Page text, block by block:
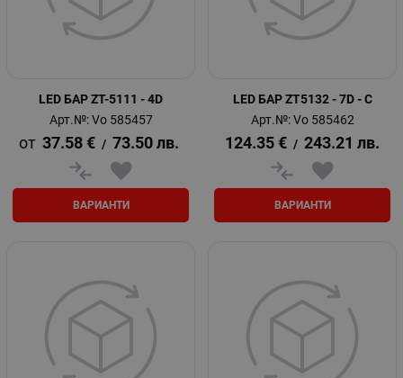
LED БАР ZT-5111 - 4D
Арт.№: Vo 585457
37.58 € / 73.50 лв.
ВАРИАНТИ
LED БАР ZT5132 - 7D - C
Арт.№: Vo 585462
124.35 € / 243.21 лв.
ВАРИАНТИ